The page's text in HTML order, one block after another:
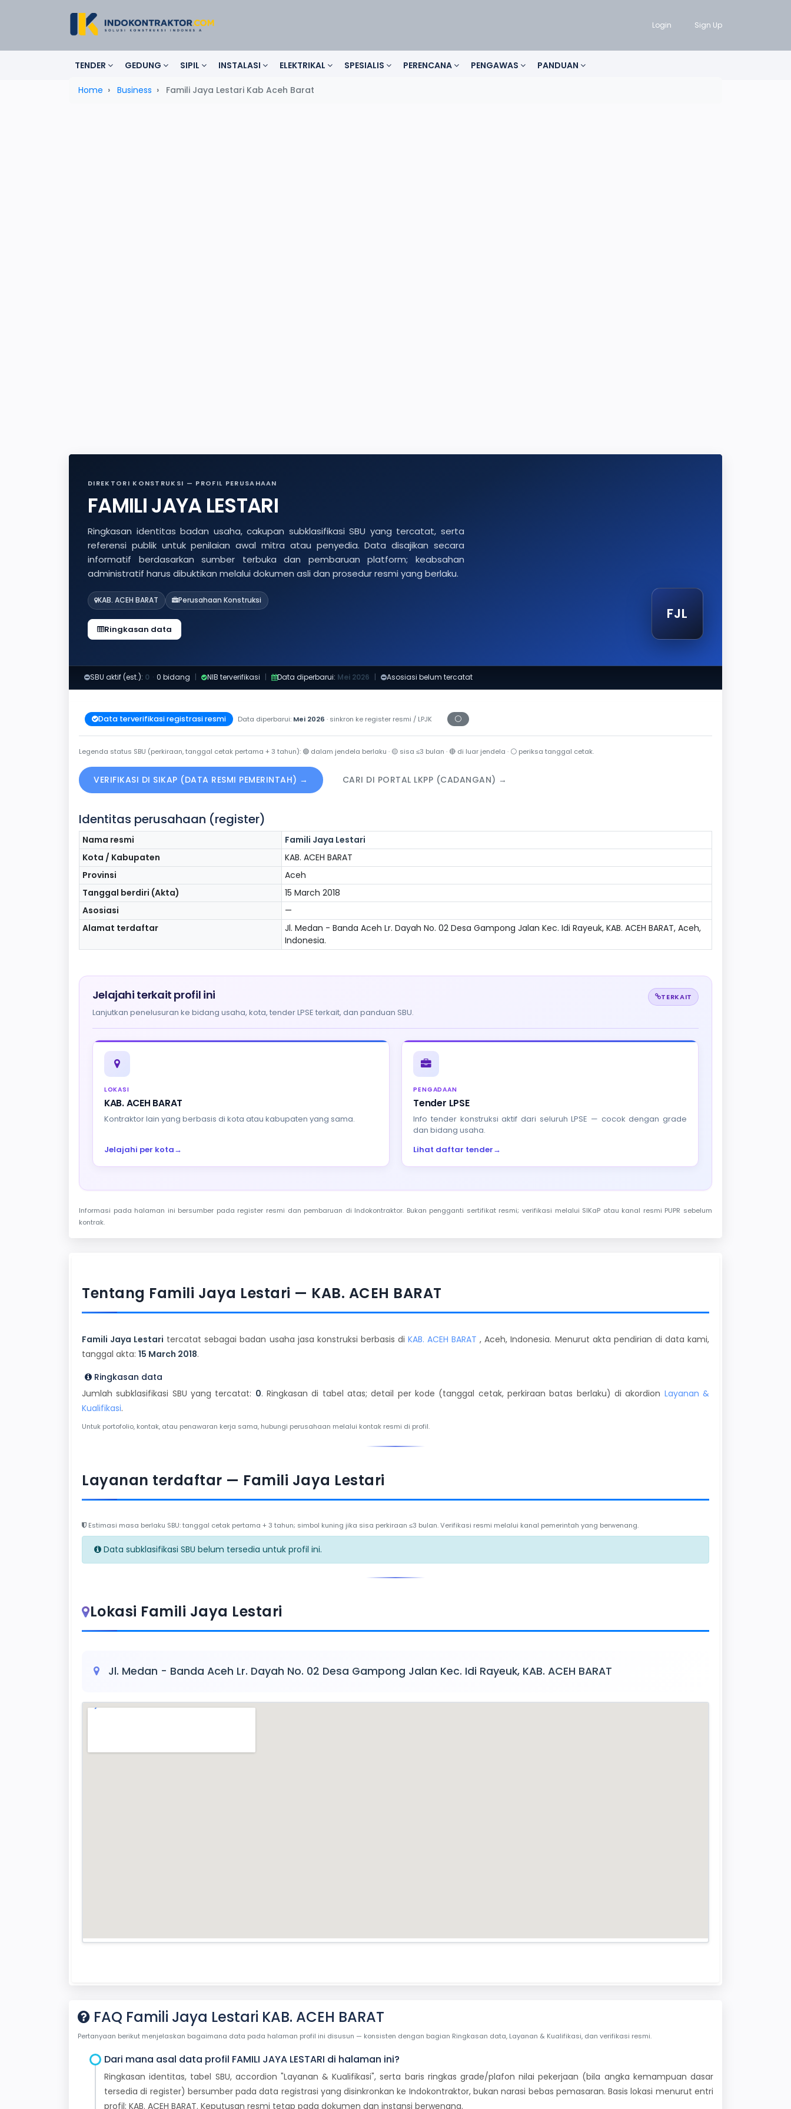
Login Sign Up
TENDER GEDUNG SIPIL INSTALASI ELEKTRIKAL SPESIALIS PERENCANA PENGAWAS PANDUAN
Home Business Famili Jaya Lestari Kab Aceh Barat
DIREKTORI KONSTRUKSI — PROFIL PERUSAHAAN
FAMILI JAYA LESTARI
Ringkasan identitas badan usaha, cakupan subklasifikasi SBU yang tercatat, serta
referensi publik untuk penilaian awal mitra atau penyedia. Data disajikan secara
informatif berdasarkan sumber terbuka dan pembaruan platform; keabsahan
administratif harus dibuktikan melalui dokumen asli dan prosedur resmi yang berlaku.
KAB. ACEH BARAT Perusahaan Konstruksi
Ringkasan data
FJL
SBU aktif (est.): 0 · 0 bidang | NIB terverifikasi | Data diperbarui: Mei 2026 | Asosiasi belum tercatat
Data terverifikasi registrasi resmi Data diperbarui: Mei 2026 · sinkron ke register resmi / LPJK ⚪
Periksa tanggal cetak
Legenda status SBU (perkiraan, tanggal cetak pertama + 3 tahun): 🟢 dalam jendela berlaku · 🟡 sisa ≤3 bulan ·🔴 di luar jendela · ⚪ periksa tanggal cetak.
VERIFIKASI DI SIKAP (DATA RESMI PEMERINTAH) → CARI DI PORTAL LKPP (CADANGAN) →
Identitas perusahaan (register)
Nama resmi
Famili Jaya Lestari
Kota / Kabupaten
KAB. ACEH BARAT
Provinsi
Aceh
Tanggal berdiri (Akta)
15 March 2018
Asosiasi
—
Alamat terdaftar
Jl. Medan - Banda Aceh Lr. Dayah No. 02 Desa Gampong Jalan Kec. Idi Rayeuk, KAB. ACEH BARAT, Aceh,
Indonesia.
Jelajahi terkait profil ini
Lanjutkan penelusuran ke bidang usaha, kota, tender LPSE terkait, dan panduan SBU.
TERKAIT
LOKASI
KAB. ACEH BARAT
Kontraktor lain yang berbasis di kota atau kabupaten yang sama.
Jelajahi per kota→
PENGADAAN
Tender LPSE
Info tender konstruksi aktif dari seluruh LPSE — cocok dengan grade
dan bidang usaha.
Lihat daftar tender→
Informasi pada halaman ini bersumber pada register resmi dan pembaruan di Indokontraktor. Bukan pengganti sertifikat resmi; verifikasi melalui SIKaP atau kanal resmi PUPR sebelum
kontrak.
Tentang Famili Jaya Lestari — KAB. ACEH BARAT
Famili Jaya Lestari tercatat sebagai badan usaha jasa konstruksi berbasis diKAB. ACEH BARAT , Aceh, Indonesia. Menurut akta pendirian di data kami,
tanggal akta: 15 March 2018.
Ringkasan data
Jumlah subklasifikasi SBU yang tercatat: 0. Ringkasan di tabel atas; detail per kode (tanggal cetak, perkiraan batas berlaku) di akordion Layanan &
Kualifikasi.
Untuk portofolio, kontak, atau penawaran kerja sama, hubungi perusahaan melalui kontak resmi di profil.
Layanan terdaftar — Famili Jaya Lestari
Estimasi masa berlaku SBU: tanggal cetak pertama + 3 tahun; simbol kuning jika sisa perkiraan ≤3 bulan. Verifikasi resmi melalui kanal pemerintah yang berwenang.
Data subklasifikasi SBU belum tersedia untuk profil ini.
Lokasi Famili Jaya Lestari
Jl. Medan - Banda Aceh Lr. Dayah No. 02 Desa Gampong Jalan Kec. Idi Rayeuk, KAB. ACEH BARAT
FAQ Famili Jaya Lestari KAB. ACEH BARAT
Pertanyaan berikut menjelaskan bagaimana data pada halaman profil ini disusun — konsisten dengan bagian Ringkasan data, Layanan & Kualifikasi, dan verifikasi resmi.
Dari mana asal data profil FAMILI JAYA LESTARI di halaman ini?
Ringkasan identitas, tabel SBU, accordion "Layanan & Kualifikasi", serta baris ringkas grade/plafon nilai pekerjaan (bila angka kemampuan dasar
tersedia di register) bersumber pada data registrasi yang disinkronkan ke Indokontraktor, bukan narasi bebas pemasaran. Basis lokasi menurut entri
profil: KAB. ACEH BARAT. Keputusan resmi tetap pada dokumen dan instansi berwenang.